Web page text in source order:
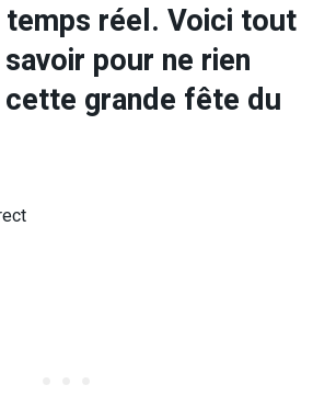
réel. Voici tout
pour ne rien
grande fête du